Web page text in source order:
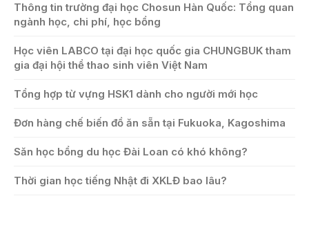
Thông tin trường đại học Chosun Hàn Quốc: Tổng quan
ngành học, chi phí, học bổng
Học viên LABCO tại đại học quốc gia CHUNGBUK tham
gia đại hội thể thao sinh viên Việt Nam
Tổng hợp từ vựng HSK1 dành cho người mới học
Đơn hàng chế biến đồ ăn sẵn tại Fukuoka, Kagoshima
Săn học bổng du học Đài Loan có khó không?
Thời gian học tiếng Nhật đi XKLĐ bao lâu?